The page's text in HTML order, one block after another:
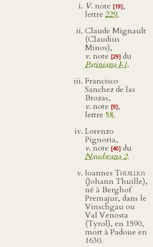
V. note [19],
lettre 229.
Claude Mignault
(Claudius
Minos),
v. note [29] du
Patiniana I‑1.
Francisco
Sanchez de las
Brozas,
v. note [9],
lettre 58.
Lorenzo
Pignoria,
v. note [40] du
Naudæana 2.
Ioannes Thuillius
(Johann Thuille),
né à Berghof
Premajur, dans le
Vinschgau ou
Val Venosta
(Tyrol), en 1590,
mort à Padoue en
1630.